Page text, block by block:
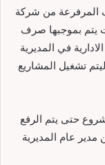
المرفرعة من شركة
يتم بموجبها صرف
في المديرية
تشغيل المشاريع
حتى يتم الرفع
مدير عام المديرية